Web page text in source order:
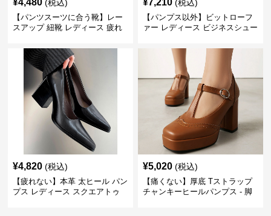
¥4,480 (税込)
【パンツスーツに合う靴】レー
スアップ 紐靴 レディース 疲れ
ビジネスシューズ
¥7,210 (税込)
【パンプス以外】ビットローフ
ァー レディース ビジネスシュー
トゥ 疲れない スーツ
¥4,820 (税込)
【疲れない】本革 太ヒール パン
プス レディース スクエアトゥ
¥5,020 (税込)
【痛くない】厚底 Tストラップ
チャンキーヒールパンプス - 脚